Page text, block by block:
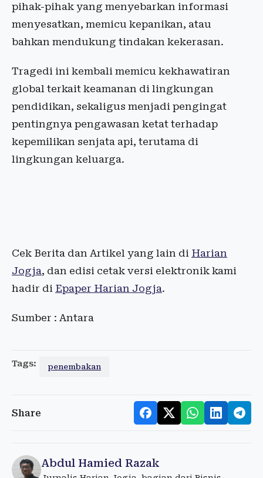
pihak-pihak yang menyebarkan informasi
menyesatkan, memicu kepanikan, atau
bahkan mendukung tindakan kekerasan.
Tragedi ini kembali memicu kekhawatiran
global terkait keamanan di lingkungan
pendidikan, sekaligus menjadi pengingat
pentingnya pengawasan ketat terhadap
kepemilikan senjata api, terutama di
lingkungan keluarga.
Cek Berita dan Artikel yang lain di Harian
Jogja, dan edisi cetak versi elektronik kami
hadir di Epaper Harian Jogja.
Sumber : Antara
Tags: penembakan
Share
Abdul Hamied Razak